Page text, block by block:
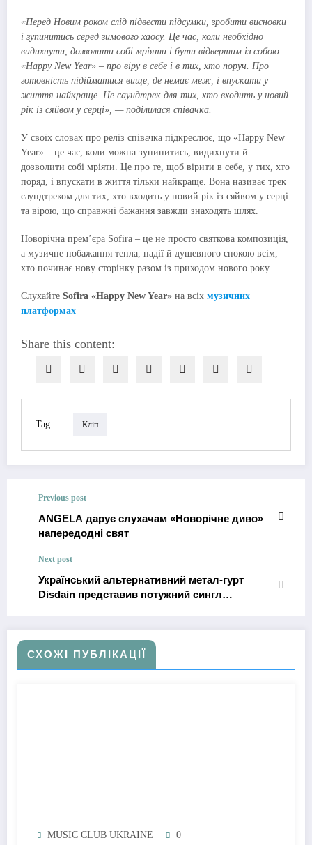
«Перед Новим роком слід підвести підсумки, зробити висновки
і зупинитись серед зимового хаосу. Це час, коли необхідно
видихнути, дозволити собі мріяти і бути відвертим із собою.
«Happy New Year» – про віру в себе і в тих, хто поруч. Про
готовність підійматися вище, де немає меж, і впускати у
життя найкраще. Це саундтрек для тих, хто входить у новий
рік із сяйвом у серці», — поділилася співачка.
У своїх словах про реліз співачка підкреслює, що «Happy New
Year» – це час, коли можна зупинитись, видихнути й
дозволити собі мріяти. Це про те, щоб вірити в себе, у тих, хто
поряд, і впускати в життя тільки найкраще. Вона називає трек
саундтреком для тих, хто входить у новий рік із сяйвом у серці
та вірою, що справжні бажання завжди знаходять шлях.
Новорічна прем’єра Sofira – це не просто святкова композиція,
а музичне побажання тепла, надії й душевного спокою всім,
хто починає нову сторінку разом із приходом нового року.
Слухайте Sofira «Happy New Year» на всіх музичних
платформах
Share this content:
Tag Кліп
Previous post
ANGELA дарує слухачам «Новорічне диво»
напередодні свят
Next post
Український альтернативний метал-гурт
Disdain представив потужний сингл
СХОЖІ ПУБЛІКАЦІЇ
MUSIC CLUB UKRAINE 0